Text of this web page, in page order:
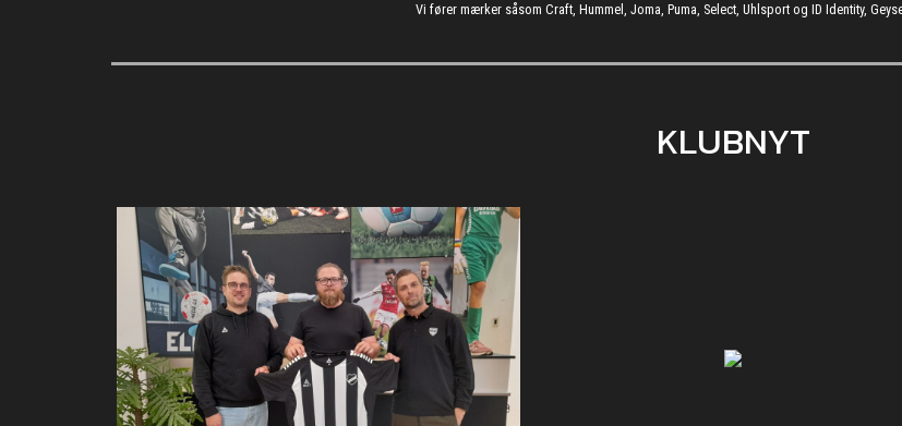
Vi fører mærker såsom Craft, Hummel, Joma, Puma, Select, Uhlsport og ID Identity,
KLUBNYT